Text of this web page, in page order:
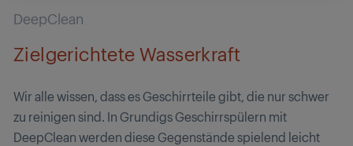
DeepClean
Zielgerichtete Wasserkraft
Wir alle wissen, dass es Geschirrteile gibt, die nur schwer
zu reinigen sind. In Grundigs Geschirrspülern mit
DeepClean werden diese Gegenstände spielend leicht